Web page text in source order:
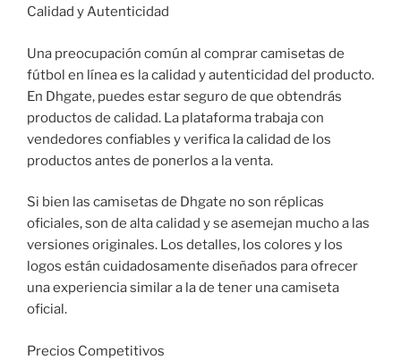
Calidad y Autenticidad
Una preocupación común al comprar camisetas de
fútbol en línea es la calidad y autenticidad del producto.
En Dhgate, puedes estar seguro de que obtendrás
productos de calidad. La plataforma trabaja con
vendedores confiables y verifica la calidad de los
productos antes de ponerlos a la venta.
Si bien las camisetas de Dhgate no son réplicas
oficiales, son de alta calidad y se asemejan mucho a las
versiones originales. Los detalles, los colores y los
logos están cuidadosamente diseñados para ofrecer
una experiencia similar a la de tener una camiseta
oficial.
Precios Competitivos